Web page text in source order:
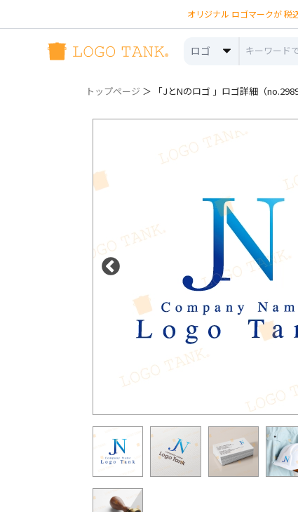
オリジナル ロゴマークが 税
ロゴ
トップページ ＞ 「JとNのロゴ 」ロゴ詳細（